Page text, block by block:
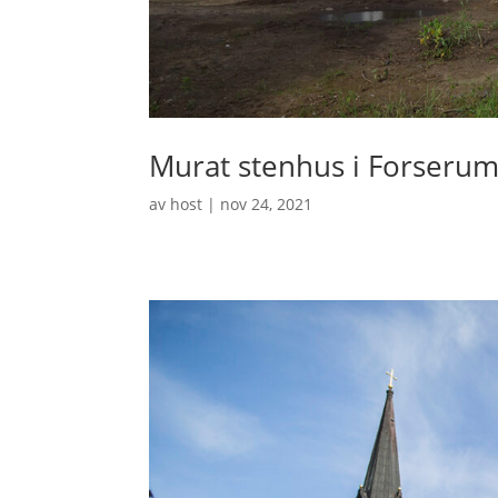
Murat stenhus i
av host | nov 24, 2021